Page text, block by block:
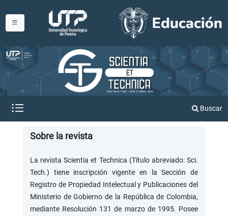
Buscar
Sobre la revista
La revista Scientia et Technica (Título abreviado: Sci.
Tech.) tiene inscripción vigente en la Sección de
Registro de Propiedad Intelectual y Publicaciones del
Ministerio de Gobierno de la República de Colombia,
mediante Resolución 131 de marzo de 1995. Posee